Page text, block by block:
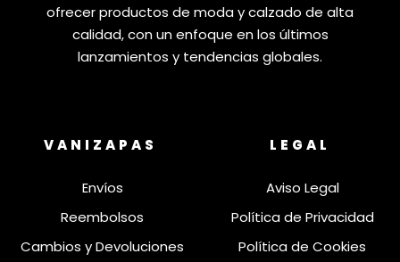
ofrecer productos de moda y calzado de alta
calidad, con un enfoque en los últimos
lanzamientos y tendencias globales.
VANIZAPAS
Envíos
Reembolsos
Cambios y Devoluciones
LEGAL
Aviso Legal
Política de Privacidad
Política de Cookies